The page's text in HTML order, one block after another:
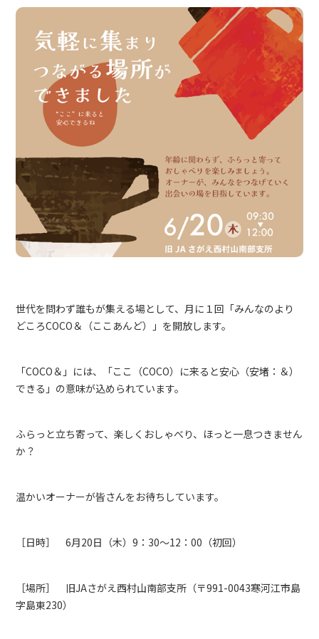
世代を問わず誰もが集える場として、月に１回「みんなのより
どころCOCO＆（ここあんど）」を開放します。
「COCO＆」には、「ここ（COCO）に来ると安心（安堵：＆）
できる」の意味が込められています。
ふらっと立ち寄って、楽しくおしゃべり、ほっと一息つきません
か？
温かいオーナーが皆さんをお待ちしています。
［日時］ 6月20日（木）9：30～12：00（初回）
［場所］ 旧JAさがえ西村山南部支所（〒991-0043寒河江市島
字島東230）